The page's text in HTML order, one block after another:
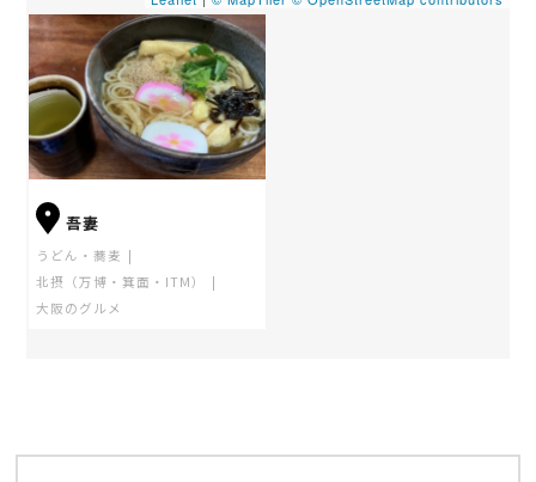
吾妻
うどん・蕎麦
北摂（万博・箕面・ITM）
大阪のグルメ